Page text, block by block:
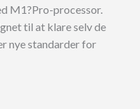
M1?Pro-processor.
til at klare selv de
nye standarder for